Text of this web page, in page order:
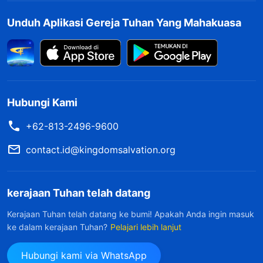
keingintahuanku. Aku berpikir: dari orang-orang
percaya di keluarga kami, adik perempuanku
adalah pencari Tuhan yang paling bersemangat,
dan di dalam gereja, Saudari Qianhe juga adalah
seorang pencari Tuhan dan memiliki kepekaan.
Ibuku juga selalu memiliki kepercayaan yang
percaya kepada Tuhan Yang Mahakuasa, dan
iman mereka semakin bertumbuh setelah
mengikuti Dia. Mereka berbicara dengan
wawasan yang semakin banyak dan tidak
seorang pun yang mampu menggoncangkan
atau menyanggah mereka. Kekuatan apa yang
Unduh Aplikasi Gereja Tuhan Yang Mahakuasa
Hubungi Kami
+62-813-2496-9600
contact.id@kingdomsalvation.org
kerajaan Tuhan telah datang
Kerajaan Tuhan telah datang ke bumi! Apakah Anda ingin masuk
ke dalam kerajaan Tuhan? Pelajari lebih lanjut
Hubungi kami via WhatsApp